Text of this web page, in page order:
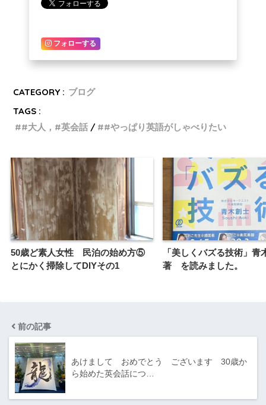
フォローする
CATEGORY : ブログ
TAGS :
#大人，#英会話
#やっぱり英語がしゃべりたい
50歳ど素人女性 民泊の始め方⑤
とにかく掃除してDIYその1
「美しくバズる技術」
著 を読みました。
前の記事
あけまして おめでとう ございます 30歳か
ら始めた英会話につ…